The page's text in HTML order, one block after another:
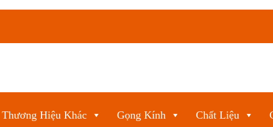
Thương Hiệu Khác Gọng Kính Chất Liệu